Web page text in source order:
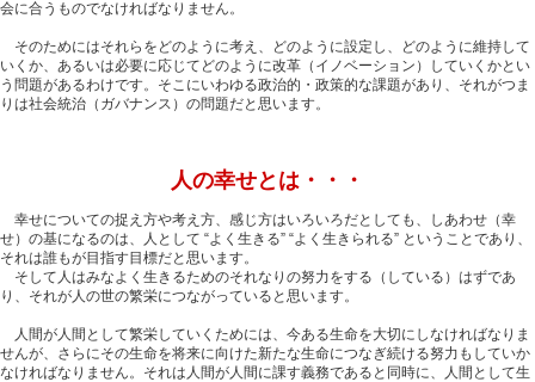
会に合うものでなければなりません。
そのためにはそれらをどのように考え、どのように設定し、どのように維持して
いくか、あるいは必要に応じてどのように改革（イノベーション）していくかとい
う問題があるわけです。そこにいわゆる政治的・政策的な課題があり、それがつま
りは社会統治（ガバナンス）の問題だと思います。
人の幸せとは・・・
幸せについての捉え方や考え方、感じ方はいろいろだとしても、しあわせ（幸
せ）の基になるのは、人として “よく生きる” “よく生きられる” ということであり、
それは誰もが目指す目標だと思います。
そして人はみなよく生きるためのそれなりの努力をする（している）はずであ
り、それが人の世の繁栄につながっていると思います。
人間が人間として繁栄していくためには、今ある生命を大切にしなければなりま
せんが、さらにその生命を将来に向けた新たな生命につなぎ続ける努力もしていか
なければなりません。それは人間が人間に課す義務であると同時に、人間として生